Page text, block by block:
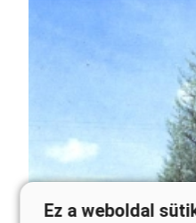
Ez a weboldal